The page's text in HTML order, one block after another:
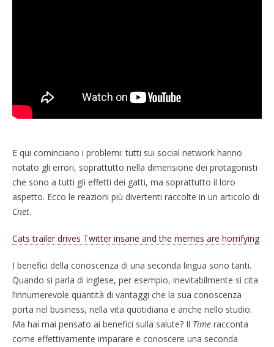
E qui cominciano i problemi: tutti sui social network hanno
notato gli errori, soprattutto nella dimensione dei protagonisti
che sono a tutti gli effetti dei gatti, ma soprattutto il loro
aspetto. Ecco le reazioni più divertenti raccolte in un articolo di
Cnet.
Cats trailer drives Twitter insane and the memes are horrifying
I benefici della conoscenza di una seconda lingua sono tanti.
Quando si parla di inglese, per esempio, inevitabilmente si cita
l’innumerevole quantità di vantaggi che la sua conoscenza
porta nel business, nella vita quotidiana e anche nello studio.
Ma hai mai pensato ai benefici sulla salute? Il Time racconta
come effettivamente imparare e conoscere una seconda